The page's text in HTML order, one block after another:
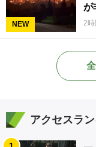
NEW
が
2
アクセスラ